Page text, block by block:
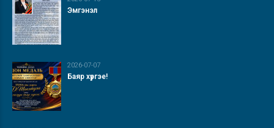
Эмгэнэл
2026-07-07
Баяр хүргэе!